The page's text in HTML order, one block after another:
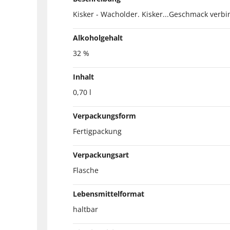
Kisker - Wacholder. Kisker...Geschmack
Alkoholgehalt
32 %
Inhalt
0,70 l
Verpackungsform
Fertigpackung
Verpackungsart
Flasche
Lebensmittelformat
haltbar